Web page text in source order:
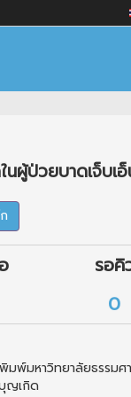
ผู้ป่วยบาดเจ็บเอ็
รอคิ
0
มพ์มหาวิทยาลัยธรรมศ
ญเกิด